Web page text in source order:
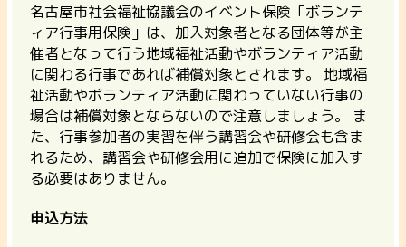
名古屋市社会福祉協議会のイベント保険「ボランテ
ィア行事用保険」は、加入対象者となる団体等が主
催者となって行う地域福祉活動やボランティア活動
に関わる行事であれば補償対象とされます。 地域福
祉活動やボランティア活動に関わっていない行事の
場合は補償対象とならないので注意しましょう。
ま
た、行事参加者の実習を伴う講習会や研修会も含ま
れるため、講習会や研修会用に追加で保険に加入す
る必要はありません。
申込方法